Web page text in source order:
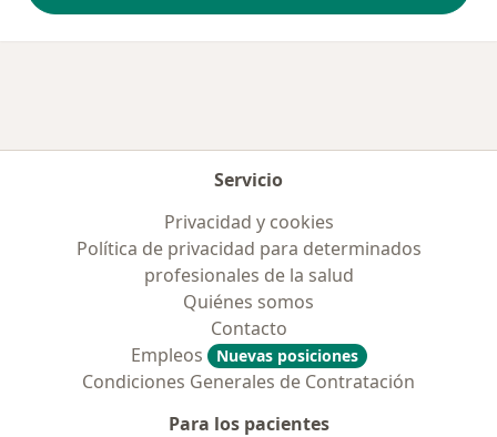
Servicio
Privacidad y cookies
Política de privacidad para determinados
profesionales de la salud
Quiénes somos
Contacto
Empleos
Nuevas posiciones
Condiciones Generales de Contratación
Para los pacientes